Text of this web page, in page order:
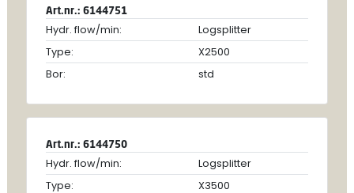
Art.nr.: 6144751
Hydr. flow/min:
Logsplitter
Type:
X2500
Bor:
std
Art.nr.: 6144750
Hydr. flow/min:
Logsplitter
Type:
X3500